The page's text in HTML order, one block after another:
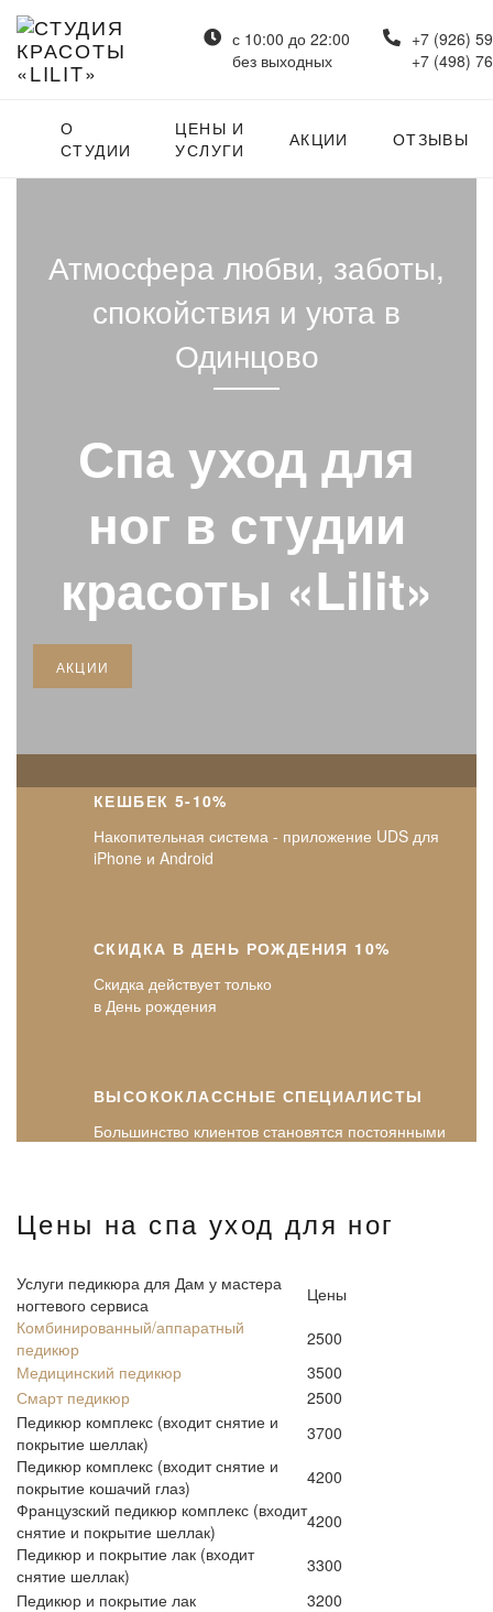
с 10:00 до 22:00
без выходных
+7 (926)
+7 (498)
О
СТУДИИ
ЦЕНЫ И
УСЛУГИ
АКЦИИ ОТЗЫВЫ
Атмосфера любви, заботы,
спокойствия и уюта в
Одинцово
Спа уход для
ног в студии
красоты «Lilit»
АКЦИИ
КЕШБЕК 5-10%
Накопительная система - приложение UDS для
iPhone и Android
СКИДКА В ДЕНЬ РОЖДЕНИЯ 10%
Скидка действует только
в День рождения
ВЫСОКОКЛАССНЫЕ СПЕЦИАЛИСТЫ
Большинство клиентов становятся постоянными
Цены на спа уход для ног
Услуги педикюра для Дам у мастера
ногтевого сервиса
Цены
Комбинированный/аппаратный
педикюр
2500
Медицинский педикюр
3500
Смарт педикюр
2500
Педикюр комплекс (входит снятие и
покрытие шеллак)
3700
Педикюр комплекс (входит снятие и
покрытие кошачий глаз)
4200
Французский педикюр комплекс (входит
снятие и покрытие шеллак)
4200
Педикюр и покрытие лак (входит
снятие шеллак)
3300
Педикюр и покрытие лак
3200